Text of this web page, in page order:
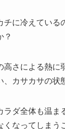
に冷えてい
？
さによる熱
カサカサの状
ダ全体も温
なってしまう